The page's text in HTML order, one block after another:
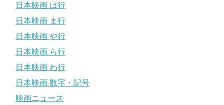
日本映画 は行
日本映画 ま行
日本映画 や行
日本映画 ら行
日本映画 わ行
日本映画 数字・記号
映画ニュース